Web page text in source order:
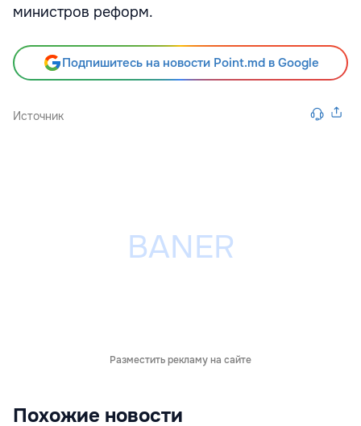
министров реформ.
Подпишитесь на новости Point.md в Google
Источник
Разместить рекламу на сайте
Похожие новости